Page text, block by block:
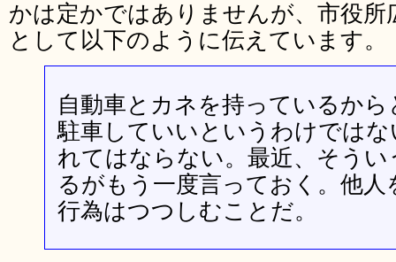
かは定かではありませんが、市役
として以下のように伝えています。
自動車とカネを持っているか
駐車していいというわけでは
れてはならない。最近、そう
るがもう一度言っておく。他
行為はつつしむことだ。